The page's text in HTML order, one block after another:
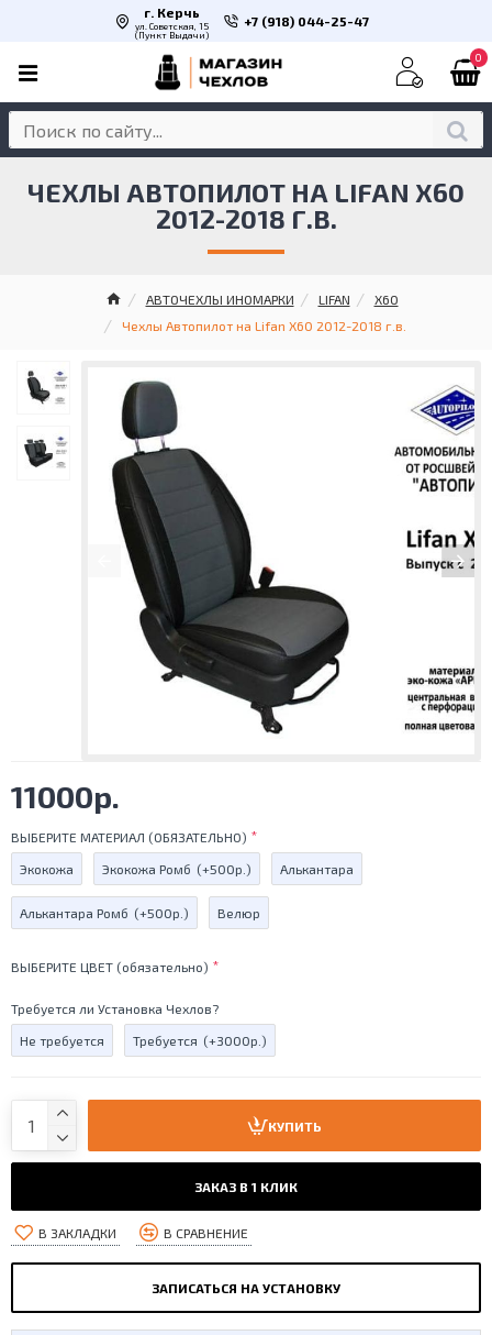
г. Керчь
ул. Советская, 15
(Пункт Выдачи)
+7 (918) 044-25-47
0
АВТОЧЕХЛЫ ИНОМАРКИ LIFAN
X60
Чехлы Автопилот на Lifan X60 2012-2018 г.в.
ЧЕХЛЫ АВТОПИЛОТ НА LIFAN X60
2012-2018 Г.В.
11000р.
ВЫБЕРИТЕ МАТЕРИАЛ (ОБЯЗАТЕЛЬНО)
Экокожа Экокожа Ромб (+500р.) Алькантара
Алькантара Ромб (+500р.) Велюр
ВЫБЕРИТЕ ЦВЕТ (обязательно)
Требуется ли Установка Чехлов?
Не требуется Требуется (+3000р.)
КУПИТЬ
ЗАКАЗ В 1 КЛИК
В ЗАКЛАДКИ В СРАВНЕНИЕ
ЗАПИСАТЬСЯ НА УСТАНОВКУ